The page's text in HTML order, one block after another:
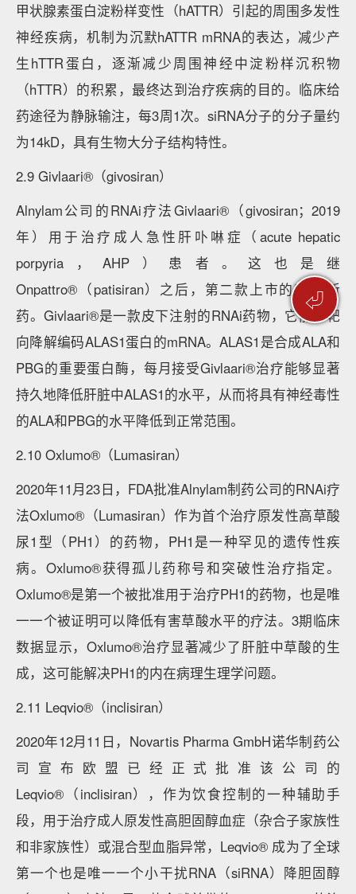
⏎
甲状腺素蛋白淀粉样变性（hATTR）引起的周围多发性
神经疾病，机制为沉默hATTR mRNA的表达，减少产
生hTTR蛋白，逐渐减少周围神经中淀粉样沉积物
（hTTR）的积累，最终达到治疗疾病的目的。临床给
药途径为静脉输注，每3周1次。siRNA分子的分子量约
为14kD，具有生物大分子结构特性。
2.9 Givlaari®（givosiran）
Alnylam公司的RNAi疗法Givlaari®（givosiran；2019
年）用于治疗成人急性肝卟啉症（acute hepatic
porpyria，AHP）患者。这也是继
Onpattro®（patisiran）之后，第二款上市的RNAi新
药。Givlaari®是一款皮下注射的RNAi药物，它能够靶
向降解编码ALAS1蛋白的mRNA。ALAS1是合成ALA和
PBG的重要蛋白酶，每月接受Givlaari®治疗能够显著
持久地降低肝脏中ALAS1的水平，从而将具有神经毒性
的ALA和PBG的水平降低到正常范围。
2.10 Oxlumo®（Lumasiran）
2020年11月23日，FDA批准Alnylam制药公司的RNAi疗
法Oxlumo®（Lumasiran）作为首个治疗原发性高草酸
尿1型（PH1）的药物，PH1是一种罕见的遗传性疾
病。Oxlumo®获得孤儿药称号和突破性治疗指定。
Oxlumo®是第一个被批准用于治疗PH1的药物，也是唯
一一个被证明可以降低有害草酸水平的疗法。3期临床
数据显示，Oxlumo®治疗显著减少了肝脏中草酸的生
成，这可能解决PH1的内在病理生理学问题。
2.11 Leqvio®（inclisiran）
2020年12月11日，Novartis Pharma GmbH诺华制药公
司宣布欧盟已经正式批准该公司的
Leqvio®（inclisiran），作为饮食控制的一种辅助手
段，用于治疗成人原发性高胆固醇血症（杂合子家族性
和非家族性）或混合型血脂异常，Leqvio® 成为了全球
第一个也是唯一一个小干扰RNA（siRNA）降胆固醇